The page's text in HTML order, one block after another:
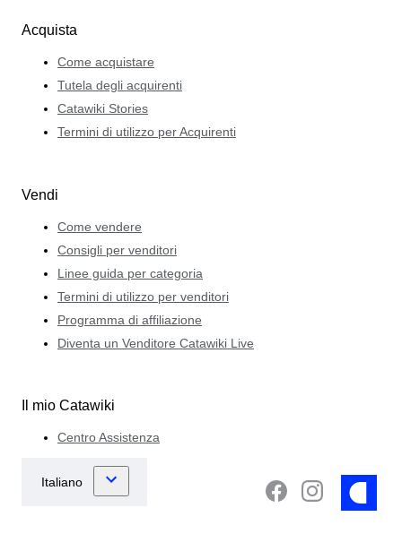
Acquista
Come acquistare
Tutela degli acquirenti
Catawiki Stories
Termini di utilizzo per Acquirenti
Vendi
Come vendere
Consigli per venditori
Linee guida per categoria
Termini di utilizzo per venditori
Programma di affiliazione
Diventa un Venditore Catawiki Live
Il mio Catawiki
Centro Assistenza